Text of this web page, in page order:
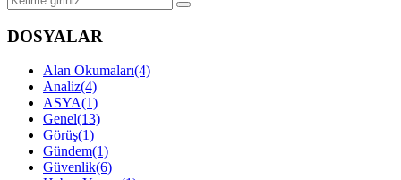
DOSYALAR
Alan Okumaları(4)
Analiz(4)
ASYA(1)
Genel(13)
Görüş(1)
Gündem(1)
Güvenlik(6)